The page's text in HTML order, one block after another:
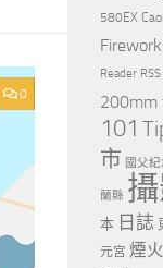
0
580EX
Reader RSS
200mm
101
市 國父
蘭縣
本 日誌
元宮 煙火